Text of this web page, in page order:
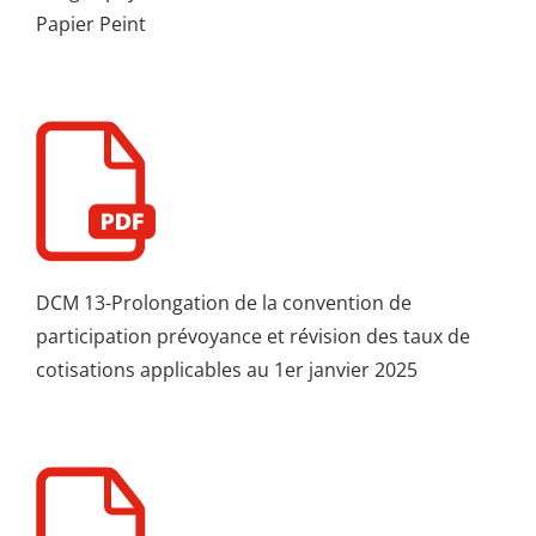
Papier Peint
DCM 13-Prolongation de la convention de
participation prévoyance et révision des taux de
cotisations applicables au 1er janvier 2025